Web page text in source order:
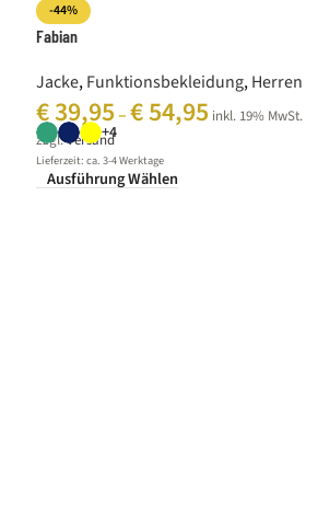
-44%
Fabian
Jacke,Funktionsbekleidung,Herren
€39,95–€54,95 inkl. 19% MwSt.
zzgl.Versand
Lieferzeit: ca. 3-4 Werktage
Ausführung Wählen
+4